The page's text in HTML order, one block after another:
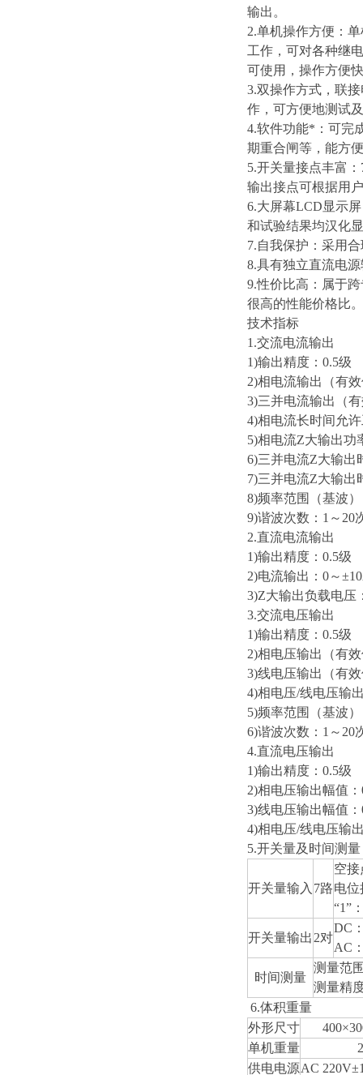
输出。
2.单机操作方便：
工作，可对各种继
可使用，操作方便
3.双操作方式，联
作，可方便地测试
4.软件功能*：可完
期重合闸等，能方
5.开关量接点丰富
输出接点可根据用
6.大屏幕LCD显示
和试验结果均汉化
7.自我保护：采用
8.具有独立直流电
9.性价比高：属于
很高的性能价格比。
技术指标
1.交流电流输出
1)输出精度：0.5级
2)相电流输出（有
3)三并电流输出（
4)相电流长时间允
5)相电流Z大输出功
6)三并电流Z大输出
7)三并电流Z大输出
8)频率范围（基波
9)谐波次数：1～20
2.直流电流输出
1)输出精度：0.5级
2)电流输出：0～
3)Z大输出负载电压
3.交流电压输出
1)输出精度：0.5级
2)相电压输出（有
3)线电压输出（有
4)相电压/线电压输
5)频率范围（基波
6)谐波次数：1～20
4.直流电压输出
1)输出精度：0.5级
2)相电压输出幅值
3)线电压输出幅值
4)相电压/线电压输
5.开关量及时间测量
开关量输入 7路
空接
电位
“1”
开关量输出 2对
DC
AC
时间测量
测量范
测量精
6.体积重量
外形尺寸
单机重量
供电电源AC